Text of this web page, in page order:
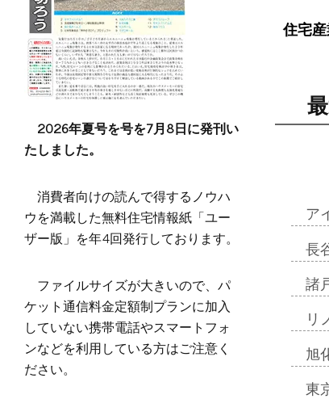
住宅産
ア
長
諸
リ
旭
東
2026年夏号を号を7月8日に発刊い
たしました。
消費者向けの読んで得するノウハ
ウを満載した無料住宅情報紙「ユー
ザー版」を年4回発行しております。
ファイルサイズが大きいので、パ
ケット通信料金定額制プランに加入
していない携帯電話やスマートフォ
ンなどを利用している方はご注意く
ださい。